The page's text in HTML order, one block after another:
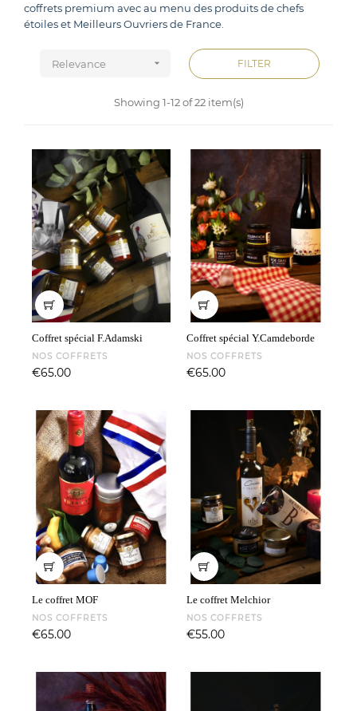
coffrets premium avec au menu des produits de chefs
étoiles et Meilleurs Ouvriers de France.
Relevance  FILTER
Showing 1-12 of 22 item(s)
Coffret spécial F.Adamski
NOS COFFRETS
Price
€65.00
Coffret spécial Y.Camdeborde
NOS COFFRETS
Price
€65.00
Le coffret MOF
NOS COFFRETS
Price
€65.00
Le coffret Melchior
NOS COFFRETS
Price
€55.00